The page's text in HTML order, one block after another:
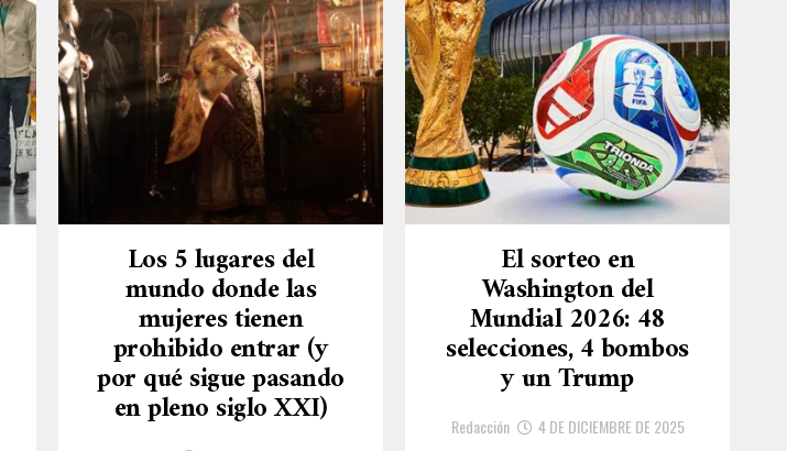
Los 5 lugares del
mundo donde las
mujeres tienen
prohibido entrar (y
por qué sigue pasando
en pleno siglo XXI)
El sorteo en
Washington del
Mundial 2026: 48
selecciones, 4 bombos
y un Trump
Redacción 4 DE DICIEMBRE DE 2025